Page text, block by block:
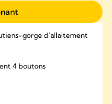
gorge d’allaitement
4 boutons